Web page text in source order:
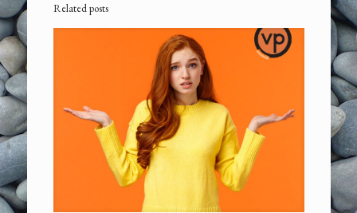
Related posts